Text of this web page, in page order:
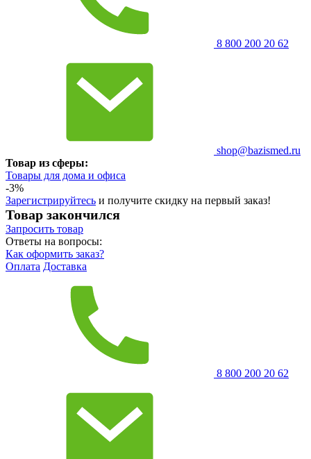
8 800 200 20 62
shop@bazismed.ru
Товар из сферы:
Товары для дома и офиса
-3%
Зарегистрируйтесь и получите скидку на первый заказ!
Товар закончился
Запросить товар
Ответы на вопросы:
Как оформить заказ?
Оплата Доставка
8 800 200 20 62